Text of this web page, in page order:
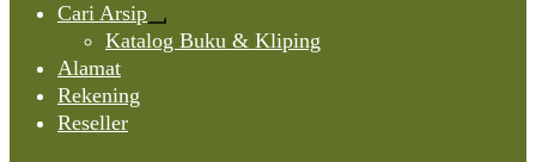
Cari Arsip
Expand
child
Katalog Buku & Kliping
Alamat
Rekening
Reseller